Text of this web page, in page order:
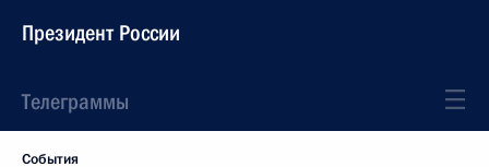
Президент России
Телеграммы
События